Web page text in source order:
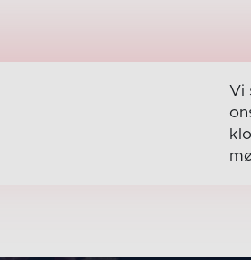
Vi